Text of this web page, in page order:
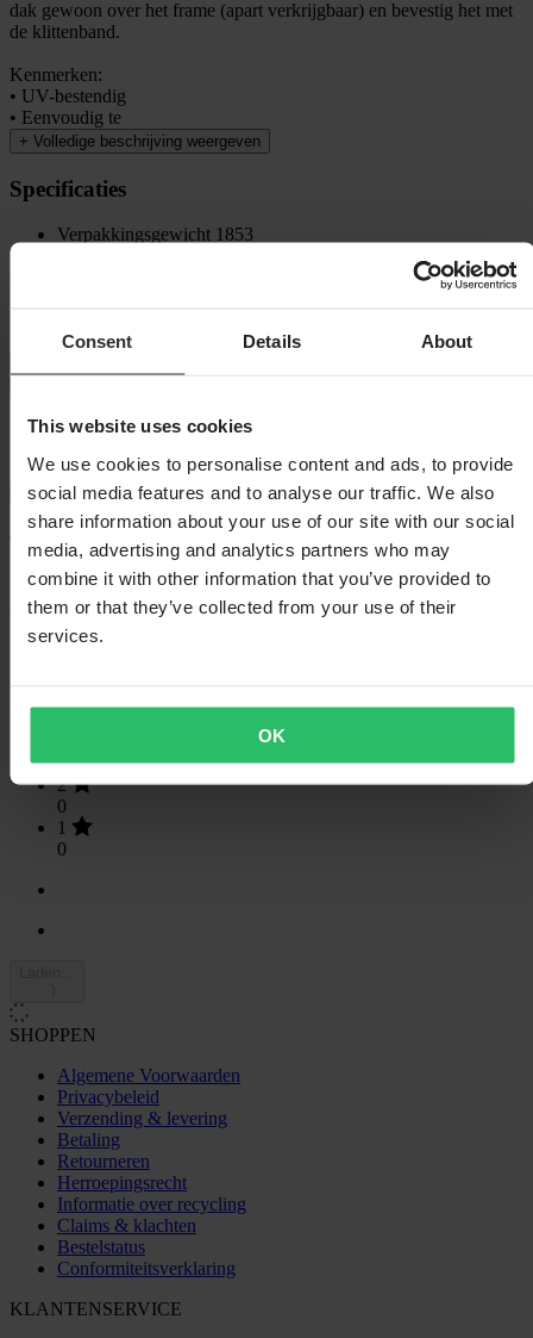
Consent Details About
This website uses cookies
We use cookies to personalise content and ads, to provide
social media features and to analyse our traffic. We also
share information about your use of our site with our social
media, advertising and analytics partners who may
combine it with other information that you’ve provided to
them or that they’ve collected from your use of their
services.
OK
dak gewoon over het frame (apart verkrijgbaar) en bevestig het met
de klittenband.
Kenmerken:
• UV-bestendig
• Eenvoudig te
+ Volledige beschrijving weergeven
Specificaties
Verpakkingsgewicht 1853
Klantenbeoordelingen (25)
Toon alleen lokale reviews
4.8van de 5
Gebaseerd op 25 beoordelingen
0
2
0
1
0
SHOPPEN
Algemene Voorwaarden
Privacybeleid
Verzending & levering
Betaling
Retourneren
Herroepingsrecht
Informatie over recycling
Claims & klachten
Bestelstatus
Conformiteitsverklaring
KLANTENSERVICE